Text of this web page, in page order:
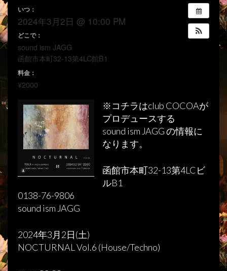
いつ：
2024年3月2日 @ 10:00 PM
どこで：
sound ism JAGG
函館市本町32-13第4LC館B1
料金：
¥2000
※コチラはclub COCOAが
プロデュースする
sound ism JAGG の情報に
なります。
函館市本町32-13第4LCビ
ルB1
0138-76-9806
sound ism JAGG
2024年3月2日(土)
NOCTURNAL Vol.6 (House/Techno)